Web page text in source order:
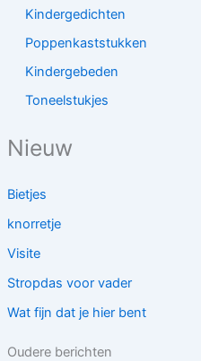
Kindergedichten
Poppenkaststukken
Kindergebeden
Toneelstukjes
Nieuw
Bietjes
knorretje
Visite
Stropdas voor vader
Wat fijn dat je hier bent
Oudere berichten